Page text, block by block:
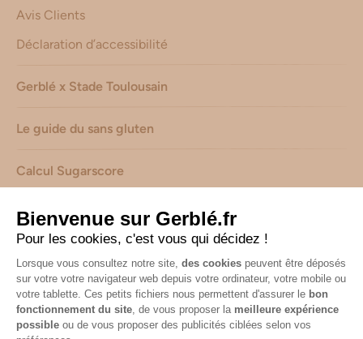
Avis Clients
Déclaration d’accessibilité
Gerblé x Stade Toulousain
Le guide du sans gluten
Calcul Sugarscore
Suivez-nous sur les réseaux !